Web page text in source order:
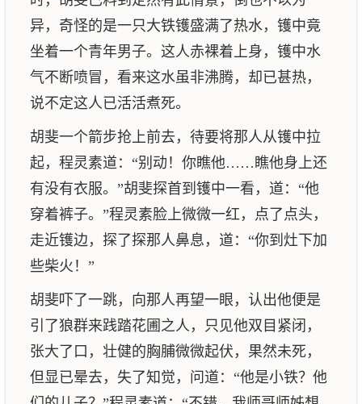
异，奇怪的是一只大铁镬盛满了热水，镬中竟
坐着一个青年男子。这人赤裸着上身，镬中水
气不断喷冒，看来这水虽非沸腾，却已甚热，
说不定这人已活活煮死。
胡斐一个箭步抢上前去，待要将那人从镬中拉
起，程灵素道：“别动！你瞧他……瞧他身上还
有没有衣服。”胡斐探首到镬中一看，道：“他
穿着裤子。”程灵素脸上微微一红，点了点头，
走近镬边，探了探那人鼻息，道：“你到灶下加
些柴火！”
胡斐吓了一跳，向那人再望一眼，认出他便是
引了狼群来践踏花圃之人，只见他双目紧闭，
张大了口，壮健的胸脯微微起伏，果然未死，
但显已晕去，失了知觉，问道：“他是小铁？他